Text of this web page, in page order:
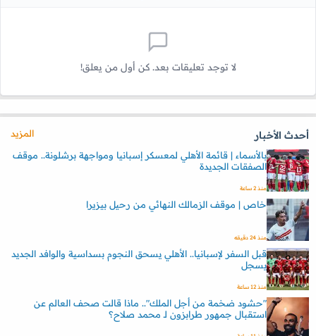
لا توجد تعليقات بعد. كن أول من يعلق!
أحدث الأخبار
المزيد
بالأسماء | قائمة الأهلي لمعسكر إسبانيا ومواجهة برشلونة.. موقف
الصفقات الجديدة
منذ 2 ساعة
خاص | موقف الزمالك النهائي من رحيل بيزيرا
منذ 24 دقيقه
قبل السفر لإسبانيا.. الأهلي يسحق النجوم بسداسية والوافد الجديد
يسجل
منذ 12 ساعة
"حشود ضخمة من أجل الملك".. ماذا قالت صحف العالم عن
استقبال جمهور طرابزون لـ محمد صلاح؟